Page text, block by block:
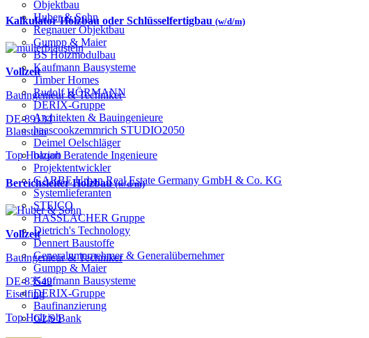
Objektbau
Huber & Sohn
Regnauer Objektbau
Gumpp & Maier
BS Holzmodulbau
Kaufmann Bausysteme
Timber Homes
Rudolf HÖRMANN
DERIX-Gruppe
Architekten & Bauingenieure
haascookzemmrich STUDIO2050
Deimel Oelschläger
bauart Beratende Ingenieure
Projektentwickler
GARBE Urban Real Estate Germany GmbH & Co. KG
Systemlieferanten
STEICO
HASSLACHER Gruppe
Dietrich's Technology
Dennert Baustoffe
Generalunternehmer & Generalübernehmer
Gumpp & Maier
Kaufmann Bausysteme
DERIX-Gruppe
Baufinanzierung
GLS Bank
Kalkulator Holzbau oder Schlüsselfertigbau (w/d/m)
Vollzeit
Bauingenieur & Techniker
DE-89134
Blaustein
Top Holzjob
Bereichsleiter Holzbau(w/d/m)
Vollzeit
Bauingenieur & Techniker
DE-83549
Eiselfing
Top Holzjob